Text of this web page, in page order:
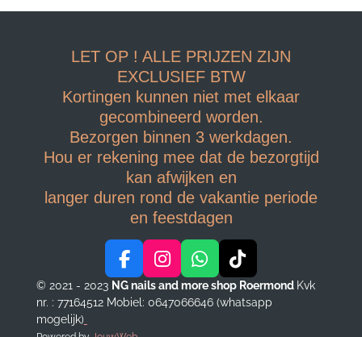
LET OP ! ALLE PRIJZEN ZIJN
EXCLUSIEF BTW
Kortingen kunnen niet met elkaar
gecombineerd worden.
Bezorgen binnen 3 werkdagen.
Hou er rekening mee dat de bezorgtijd
kan afwijken en
langer duren rond de vakantie periode
en feestdagen
F
a
c
I
n
s
W
h
a
T
i
k
© 2021 - 2023 NG nails and more shop Roermond Kvk
nr. : 77164512 Mobiel: 0647066646 (whatsapp
mogelijk)